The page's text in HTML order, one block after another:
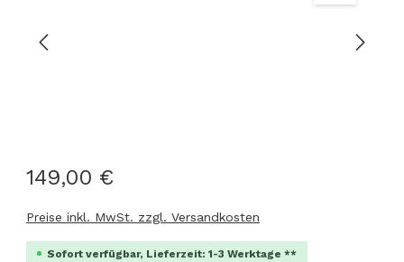
149,00 €
Preise inkl. MwSt. zzgl. Versandkosten
Sofort verfügbar, Lieferzeit: 1-3 Werktage **